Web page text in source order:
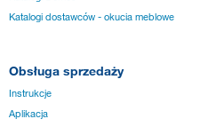
Katalogi dostawców - okucia meblowe
Obsługa sprzedaży
Instrukcje
Aplikacja